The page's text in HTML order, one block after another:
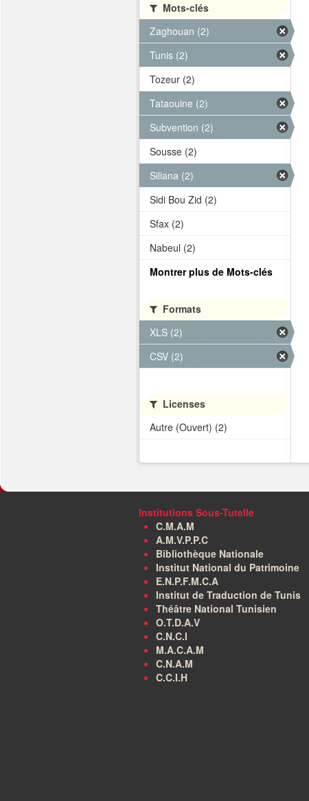
Mots-clés
Zaghouan (2)
Tunis (2)
Tozeur (2)
Tataouine (2)
Subvention (2)
Sousse (2)
Siliana (2)
Sidi Bou Zid (2)
Sfax (2)
Nabeul (2)
Montrer plus de Mots-clés
Formats
XLS (2)
CSV (2)
Licenses
Autre (Ouvert) (2)
Institutions Sous-Tutelle
C.M.A.M
A.M.V.P.P.C
Bibliothèque Nationale
Institut National du Patrimoine
E.N.P.F.M.C.A
Institut de Traduction de Tunis
Théâtre National Tunisien
O.T.D.A.V
C.N.C.I
M.A.C.A.M
C.N.A.M
C.C.I.H